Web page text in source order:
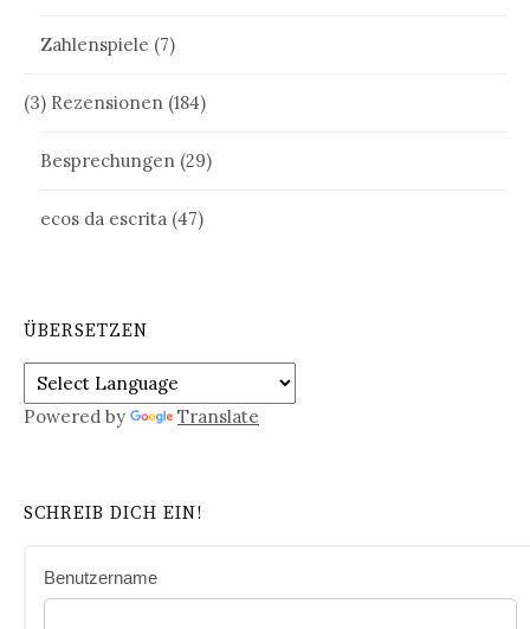
Zahlenspiele (7)
(3) Rezensionen (184)
Besprechungen (29)
ecos da escrita (47)
ÜBERSETZEN
Powered by Translate
SCHREIB DICH EIN!
Benutzername